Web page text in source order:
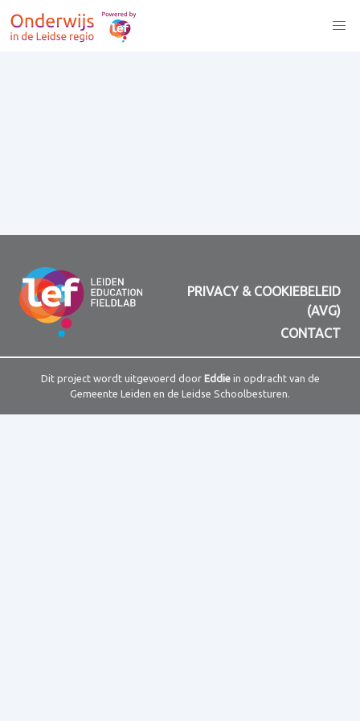
PRIVACY & COOKIEBELEID
(AVG)
CONTACT
Dit project wordt uitgevoerd door Eddiein opdracht van de
Gemeente Leiden en de Leidse Schoolbesturen.